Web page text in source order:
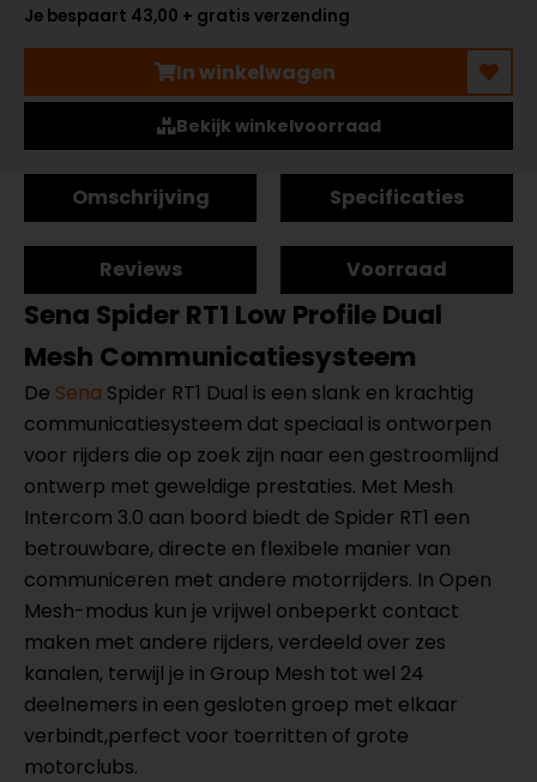
Je bespaart 43,00 + gratis verzending
In winkelwagen
Bekijk winkelvoorraad
Omschrijving Specificaties
Reviews Voorraad
Sena Spider RT1 Low Profile Dual
Mesh Communicatiesysteem
De Sena Spider RT1 Dual is een slank en krachtig
communicatiesysteem dat speciaal is ontworpen
voor rijders die op zoek zijn naar een gestroomlijnd
ontwerp met geweldige prestaties. Met Mesh
Intercom 3.0 aan boord biedt de Spider RT1 een
betrouwbare, directe en flexibele manier van
communiceren met andere motorrijders. In Open
Mesh-modus kun je vrijwel onbeperkt contact
maken met andere rijders, verdeeld over zes
kanalen, terwijl je in Group Mesh tot wel 24
deelnemers in een gesloten groep met elkaar
verbindt,perfect voor toerritten of grote
motorclubs.